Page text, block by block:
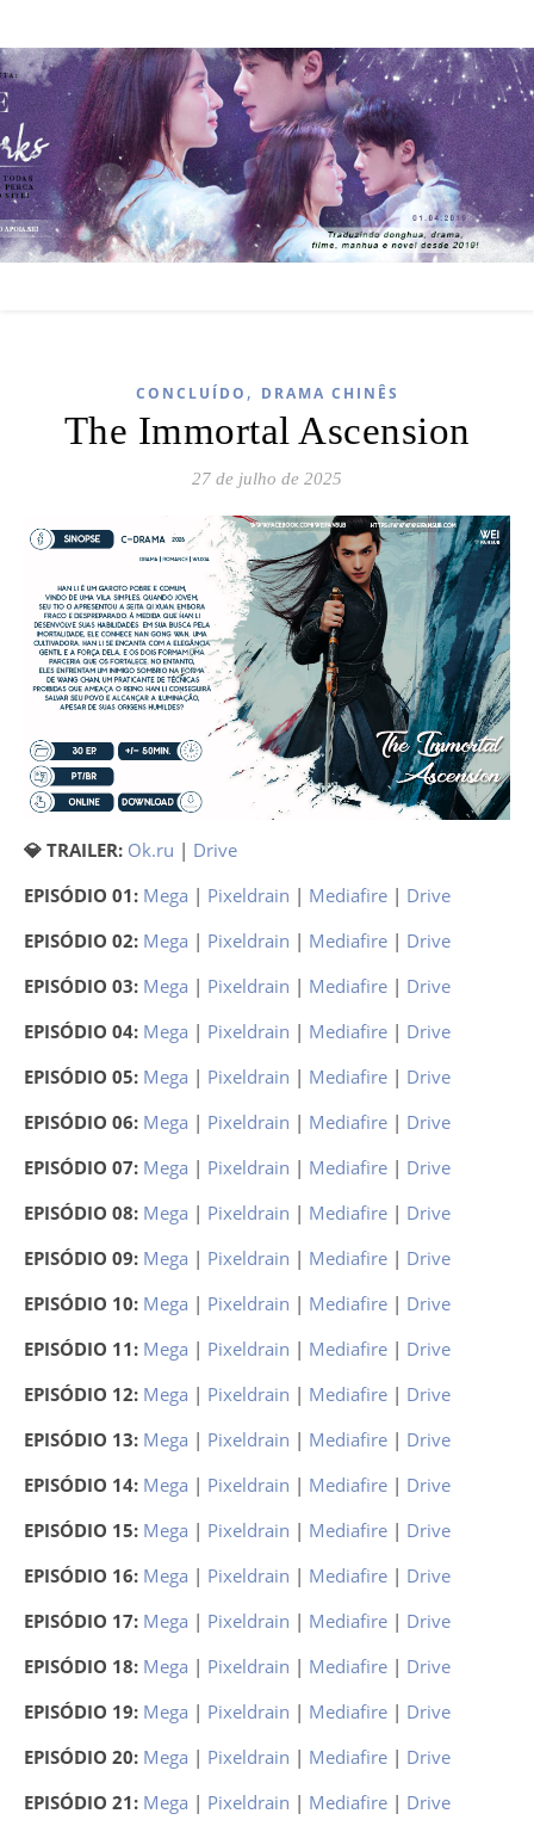
CONCLUÍDO , DRAMA CHINÊS
The Immortal Ascension
27 de julho de 2025
💎 TRAILER: Ok.ru | Drive
EPISÓDIO 01: Mega | Pixeldrain | Mediafire | Drive
EPISÓDIO 02: Mega | Pixeldrain | Mediafire | Drive
EPISÓDIO 03: Mega | Pixeldrain | Mediafire | Drive
EPISÓDIO 04: Mega | Pixeldrain | Mediafire | Drive
EPISÓDIO 05: Mega | Pixeldrain | Mediafire | Drive
EPISÓDIO 06: Mega | Pixeldrain | Mediafire | Drive
EPISÓDIO 07: Mega | Pixeldrain | Mediafire | Drive
EPISÓDIO 08: Mega | Pixeldrain | Mediafire | Drive
EPISÓDIO 09: Mega | Pixeldrain | Mediafire | Drive
EPISÓDIO 10: Mega | Pixeldrain | Mediafire | Drive
EPISÓDIO 11: Mega | Pixeldrain | Mediafire | Drive
EPISÓDIO 12: Mega | Pixeldrain | Mediafire | Drive
EPISÓDIO 13: Mega | Pixeldrain | Mediafire | Drive
EPISÓDIO 14: Mega | Pixeldrain | Mediafire | Drive
EPISÓDIO 15: Mega | Pixeldrain | Mediafire | Drive
EPISÓDIO 16: Mega | Pixeldrain | Mediafire | Drive
EPISÓDIO 17: Mega | Pixeldrain | Mediafire | Drive
EPISÓDIO 18: Mega | Pixeldrain | Mediafire | Drive
EPISÓDIO 19: Mega | Pixeldrain | Mediafire | Drive
EPISÓDIO 20: Mega | Pixeldrain | Mediafire | Drive
EPISÓDIO 21: Mega | Pixeldrain | Mediafire | Drive